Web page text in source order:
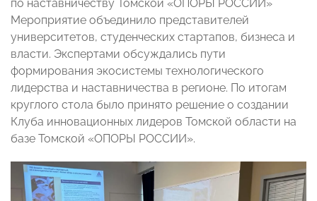
по наставничеству Томской «ОПОРЫ РОССИИ»
Мероприятие объединило представителей
университетов, студенческих стартапов, бизнеса и
власти. Экспертами обсуждались пути
формирования экосистемы технологического
лидерства и наставничества в регионе. По итогам
круглого стола было принято решение о создании
Клуба инновационных лидеров Томской области на
базе Томской «ОПОРЫ РОССИИ».